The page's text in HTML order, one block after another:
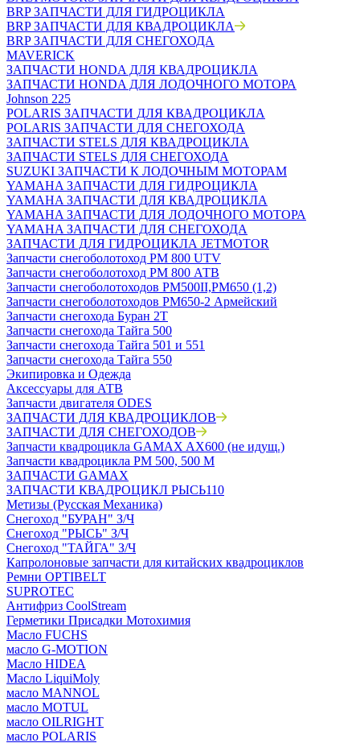
BRP ЗАПЧАСТИ ДЛЯ ГИДРОЦИКЛА
BRP ЗАПЧАСТИ ДЛЯ КВАДРОЦИКЛА
BRP ЗАПЧАСТИ ДЛЯ СНЕГОХОДА
MAVERICK
ЗАПЧАСТИ HONDA ДЛЯ КВАДРОЦИКЛА
ЗАПЧАСТИ HONDA ДЛЯ ЛОДОЧНОГО МОТОРА
Johnson 225
POLARIS ЗАПЧАСТИ ДЛЯ КВАДРОЦИКЛА
POLARIS ЗАПЧАСТИ ДЛЯ СНЕГОХОДА
ЗАПЧАСТИ STELS ДЛЯ КВАДРОЦИКЛА
ЗАПЧАСТИ STELS ДЛЯ СНЕГОХОДА
SUZUKI ЗАПЧАСТИ К ЛОДОЧНЫМ МОТОРАМ
YAMAHA ЗАПЧАСТИ ДЛЯ ГИДРОЦИКЛА
YAMAHA ЗАПЧАСТИ ДЛЯ КВАДРОЦИКЛА
YAMAHA ЗАПЧАСТИ ДЛЯ ЛОДОЧНОГО МОТОРА
YAMAHA ЗАПЧАСТИ ДЛЯ СНЕГОХОДА
ЗАПЧАСТИ ДЛЯ ГИДРОЦИКЛА JETMOTOR
Запчасти снегоболотоход РМ 800 UTV
Запчасти снегоболотоход РМ 800 АТВ
Запчасти снегоболотоходов РМ500II,РМ650 (1,2)
Запчасти снегоболотоходов РМ650-2 Армейский
Запчасти снегохода Буран 2Т
Запчасти снегохода Тайга 500
Запчасти снегохода Тайга 501 и 551
Запчасти снегохода Тайга 550
Экипировка и Одежда
Аксессуары для АТВ
Запчасти двигателя ODES
ЗАПЧАСТИ ДЛЯ КВАДРОЦИКЛОВ
ЗАПЧАСТИ ДЛЯ СНЕГОХОДОВ
Запчасти квадроцикла GAMAX AX600 (не идущ.)
Запчасти квадроцикла РМ 500, 500 М
ЗАПЧАСТИ GAMAX
ЗАПЧАСТИ КВАДРОЦИКЛ РЫСЬ110
Метизы (Русская Механика)
Снегоход "БУРАН" З/Ч
Снегоход "РЫСЬ" З/Ч
Снегоход "ТАЙГА" З/Ч
Капролоновые запчасти для китайских квадроциклов
Ремни OPTIBELT
SUPROTEC
Антифриз CoolStream
Герметики Присадки Мотохимия
Масло FUCHS
масло G-MOTION
Масло HIDEA
Масло LiquiMoly
масло MANNOL
масло MOTUL
масло OILRIGHT
масло POLARIS